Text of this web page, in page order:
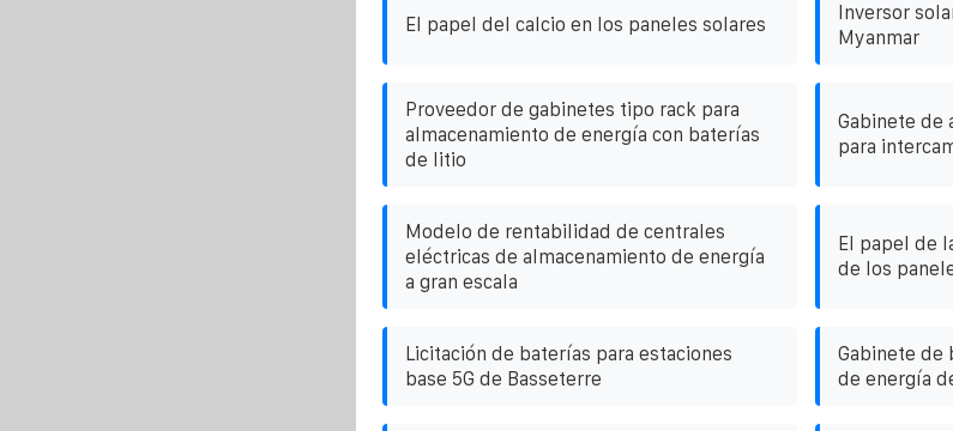
El papel del calcio en los paneles solares
Inversor
Myanmar
Proveedor de gabinetes tipo rack para
almacenamiento de energía con baterías
de litio
Gabinete de
para
Modelo de rentabilidad de centrales
eléctricas de almacenamiento de energía
a gran escala
El papel de
de los
Licitación de baterías para estaciones
base 5G de Basseterre
Gabinete de
de energía